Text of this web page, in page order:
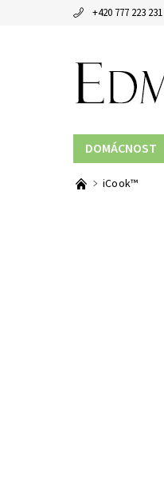
+420 777 223 231
DOMÁCNOST
iCook™